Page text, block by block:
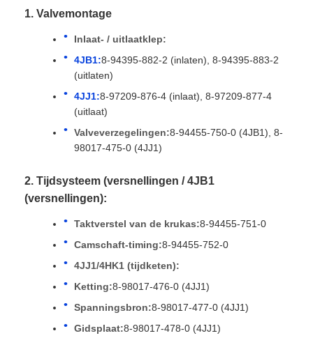
1. Valvemontage
Inlaat- / uitlaatklep:
4JB1:8-94395-882-2 (inlaten), 8-94395-883-2
(uitlaten)
4JJ1:8-97209-876-4 (inlaat), 8-97209-877-4
(uitlaat)
Valveverzegelingen:8-94455-750-0 (4JB1), 8-
98017-475-0 (4JJ1)
2. Tijdsysteem (versnellingen / 4JB1
(versnellingen):
Taktverstel van de krukas:8-94455-751-0
Camschaft-timing:8-94455-752-0
4JJ1/4HK1 (tijdketen):
Ketting:8-98017-476-0 (4JJ1)
Spanningsbron:8-98017-477-0 (4JJ1)
Gidsplaat:8-98017-478-0 (4JJ1)